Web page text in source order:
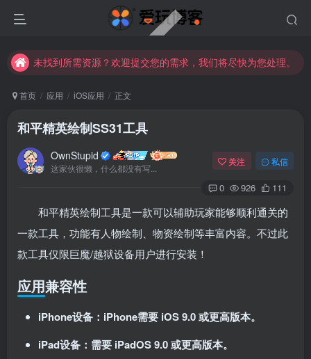
未找到所需资源？欢迎提交您的需求，我们将尽快为您处理。
苹果手机用户没有巨魔商店的点击此处获取保姆级安装教程
首页 应用 iOS应用 正文
和平精英绘制SS31工具
OwnStupid
这家伙很懒，什么都没有写...
关注 私信
0 926 111
和平精英绘制工具是一款可以辅助玩家能够顺利通关的
一款工具，功能有人物绘制、物资绘制等丰富内容。不过此
款工具仅限巨魔/越狱设备用户进行安装！
应用兼容性
iPhone设备：iPhone需要 iOS 9.0 或更高版本。
iPad设备：需要 iPadOS 9.0 或更高版本。
扫码登录
使用其它方式登录或注册